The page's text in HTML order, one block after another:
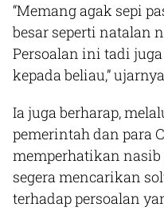
“Memang agak sepi
besar seperti natalan
Persoalan ini tadi
kepada beliau,”
Ia juga berharap,
pemerintah dan para
memperhatikan nasib
segera mencarikan
terhadap persoalan